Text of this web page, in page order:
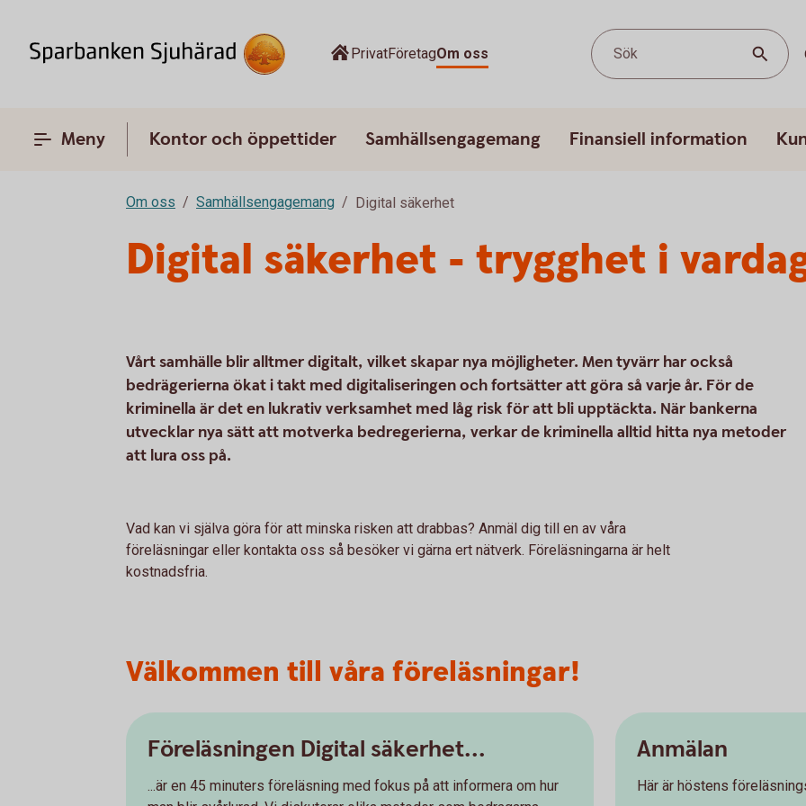
PrivatFöretagOm oss Sök
Meny Kontor och öppettider Samhällsengagemang Finansiell information
Om oss Samhällsengagemang Digital säkerhet
Digital säkerhet - trygghet i
Vårt samhälle blir alltmer digitalt, vilket skapar nya möjligheter. Men tyvärr har också
bedrägerierna ökat i takt med digitaliseringen och fortsätter att göra så varje år. För de
kriminella är det en lukrativ verksamhet med låg risk för att bli upptäckta. När bankerna
utvecklar nya sätt att motverka bedregerierna, verkar de kriminella alltid hitta nya metoder
att lura oss på.
Vad kan vi själva göra för att minska risken att drabbas? Anmäl dig till en av våra
föreläsningar eller kontakta oss så besöker vi gärna ert nätverk. Föreläsningarna är helt
kostnadsfria.
Välkommen till våra föreläsningar!
Föreläsningen Digital säkerhet...
...är en 45 minuters föreläsning med fokus på att informera om hur
Anmälan
Här är höstens